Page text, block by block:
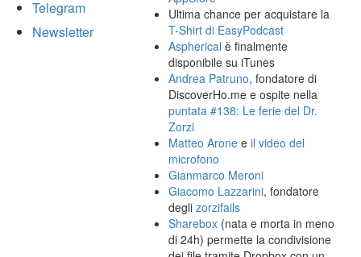
Telegram
Newsletter
Ultima chance per acquistare la
T-Shirt di EasyPodcast
Aspherical è finalmente
disponibile su iTunes
Andrea Patruno, fondatore di
DiscoverHo.me e ospite nella
puntata #138: Le ferie del Dr.
Zorzi
Matteo Arone eil video del
microfono
Gianmarco Meroni
Giacomo Lazzarini, fondatore
deglizorzifails
Sharebox (nata e morta in meno
di 24h) permette la condivisione